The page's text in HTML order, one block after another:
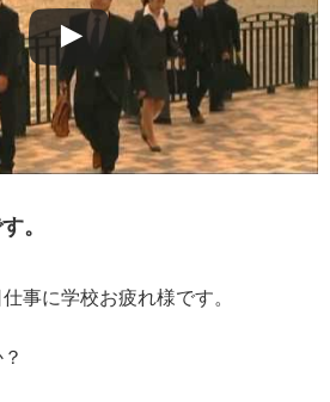
。
事に学校お疲れ様です。